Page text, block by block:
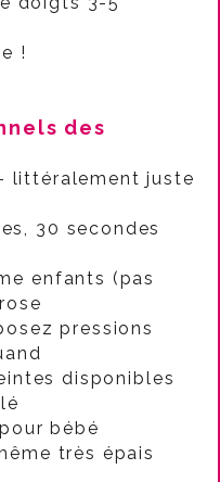
!​
des
- littéralement juste
30 secondes
enfants (pas
pressions
disponibles
bébé​
très épais​